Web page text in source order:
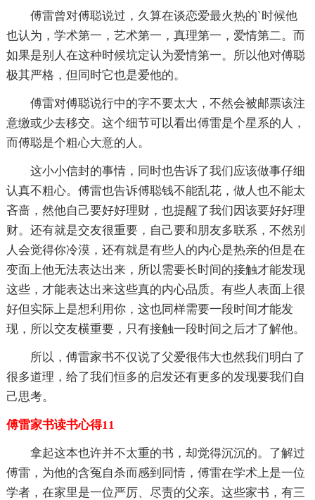
傅雷曾对傅聪说过，久算在谈恋爱最火热的`时候他
也认为，学术第一，艺术第一，真理第一，爱情第二。而
如果是别人在这种时候坑定认为爱情第一。所以他对傅聪
极其严格，但同时它也是爱他的。
傅雷对傅聪说行中的字不要太大，不然会被邮票该注
意缴或少去移交。这个细节可以看出傅雷是个星系的人，
而傅聪是个粗心大意的人。
这小小信封的事情，同时也告诉了我们应该做事仔细
认真不粗心。傅雷也告诉傅聪钱不能乱花，做人也不能太
吝啬，然他自己要好好理财，也提醒了我们因该要好好理
财。还有就是交友很重要，自己要和朋友多联系，不然别
人会觉得你冷漠，还有就是有些人的内心是热亲的但是在
变面上他无法表达出来，所以需要长时间的接触才能发现
这些，才能表达出来这些真的内心品质。有些人表面上很
好但实际上是想利用你，这也同样需要一段时间才能发
现，所以交友横重要，只有接触一段时间之后才了解他。
所以，傅雷家书不仅说了父爱很伟大也然我们明白了
很多道理，给了我们恒多的启发还有更多的发现要我们自
己思考。
傅雷家书读书心得11
拿起这本也许并不太重的书，却觉得沉沉的。了解过
傅雷，为他的含冤自杀而感到同情，傅雷在学术上是一位
学者，在家里是一位严厉、尽责的父亲。这些家书，有三